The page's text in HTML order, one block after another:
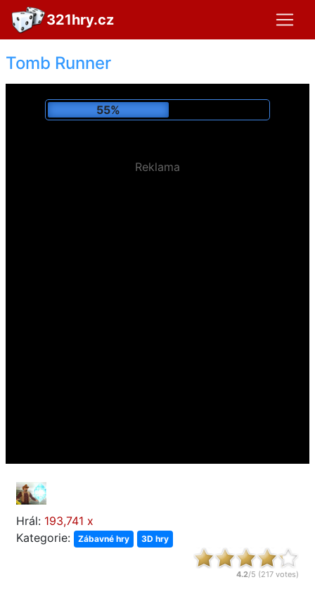
321hry.cz
Tomb Runner
59%
Reklama
Hrál: 193,741 x
Kategorie:
Zábavné hry 3D hry
4.2/5 (217 votes)